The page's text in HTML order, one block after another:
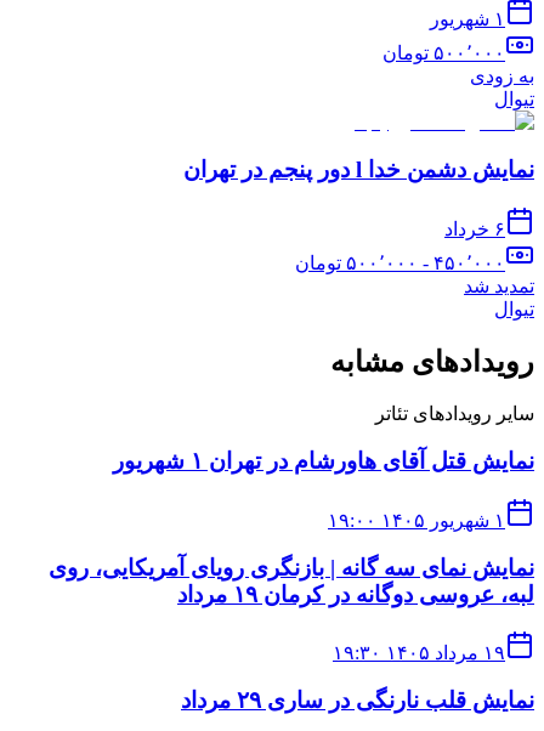
۱ شهریور
۵۰۰٬۰۰۰ تومان
به زودی
تیوال
نمایش دشمن خدا l دور پنجم در تهران
۶ خرداد
۴۵۰٬۰۰۰ - ۵۰۰٬۰۰۰
تومان
تمدید شد
تیوال
رویدادهای مشابه
سایر رویدادهای تئاتر
نمایش قتل آقای هاورشام در تهران ۱ شهریور
۱ شهریور ۱۴۰۵ ۱۹:۰۰
نمایش نمای سه گانه | بازنگری رویای آمریکایی، روی
لبه، عروسی دوگانه در کرمان ۱۹ مرداد
۱۹ مرداد ۱۴۰۵ ۱۹:۳۰
نمایش قلب نارنگی در ساری ۲۹ مرداد